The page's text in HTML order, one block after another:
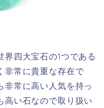
四大宝石の1つである
非常に貴重な存在で
非常に高い人気を持っ
高い石なので取り扱い